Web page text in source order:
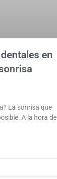
en
La sonrisa que
A la hora de